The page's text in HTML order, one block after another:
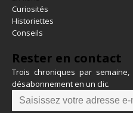
Curiosités
Historiettes
Conseils
Rester en contact
Trois chroniques par
désabonnement en un clic.